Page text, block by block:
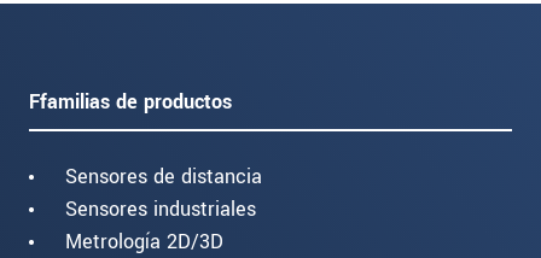
Ffamilias de productos
Sensores de distancia
Sensores industriales
Metrología 2D/3D